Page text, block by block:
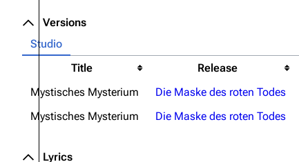
Blog
On this day
Videography
Versions
Studio
Title
Release
Mystisches Mysterium
Die Maske des roten Todes
Mystisches Mysterium
Die Maske des roten Todes
Lyrics